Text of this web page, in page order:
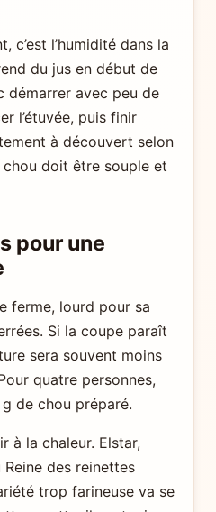
c’est l’humidité dans la
du jus en début de
démarrer avec peu de
l’étuvée, puis finir
à découvert selon
chou doit être souple et
pour une
ferme, lourd pour sa
Si la coupe paraît
sera souvent moins
quatre personnes,
de chou préparé.
à la chaleur. Elstar,
des reinettes
trop farineuse va se